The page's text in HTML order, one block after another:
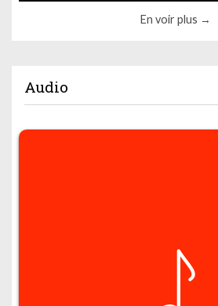
En voir plus
Audio